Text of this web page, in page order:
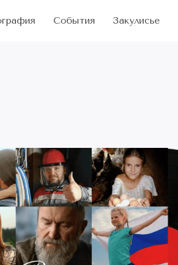
События Закулисье